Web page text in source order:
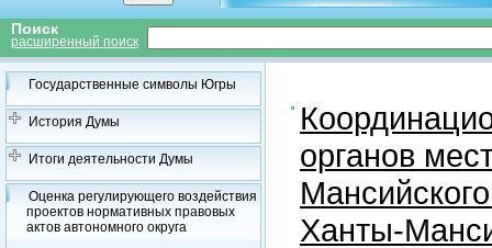
Поиск
расширенный поиск
Государственные символы Югры
История Думы
Итоги деятельности Думы
Оценка регулирующего воздействия
проектов нормативных правовых
актов автономного округа
органов
Ханты-